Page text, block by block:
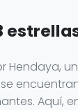
Hendaya,
Aquí,